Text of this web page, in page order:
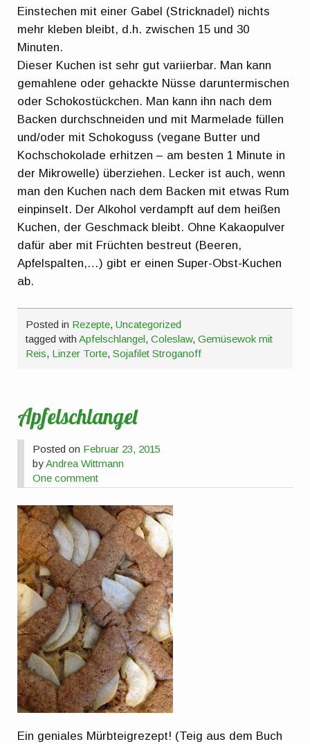
Einstechen mit einer Gabel (Stricknadel) nichts
mehr kleben bleibt, d.h. zwischen 15 und 30
Minuten.
Dieser Kuchen ist sehr gut variierbar. Man kann
gemahlene oder gehackte Nüsse daruntermischen
oder Schokostückchen. Man kann ihn nach dem
Backen durchschneiden und mit Marmelade füllen
und/oder mit Schokoguss (vegane Butter und
Kochschokolade erhitzen – am besten 1 Minute in
der Mikrowelle) überziehen. Lecker ist auch, wenn
man den Kuchen nach dem Backen mit etwas Rum
einpinselt. Der Alkohol verdampft auf dem heißen
Kuchen, der Geschmack bleibt. Ohne Kakaopulver
dafür aber mit Früchten bestreut (Beeren,
Apfelspalten,…) gibt er einen Super-Obst-Kuchen
ab.
Posted in Rezepte,Uncategorized
tagged withApfelschlangel,Coleslaw,Gemüsewok mit
Reis, Linzer Torte,Sojafilet Stroganoff
Apfelschlangel
Posted on Februar 23, 2015
byAndrea Wittmann
One comment
Ein geniales Mürbteigrezept! (Teig aus dem Buch